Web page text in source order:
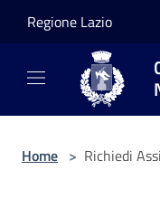
Regione Lazio
Home > Richiedi